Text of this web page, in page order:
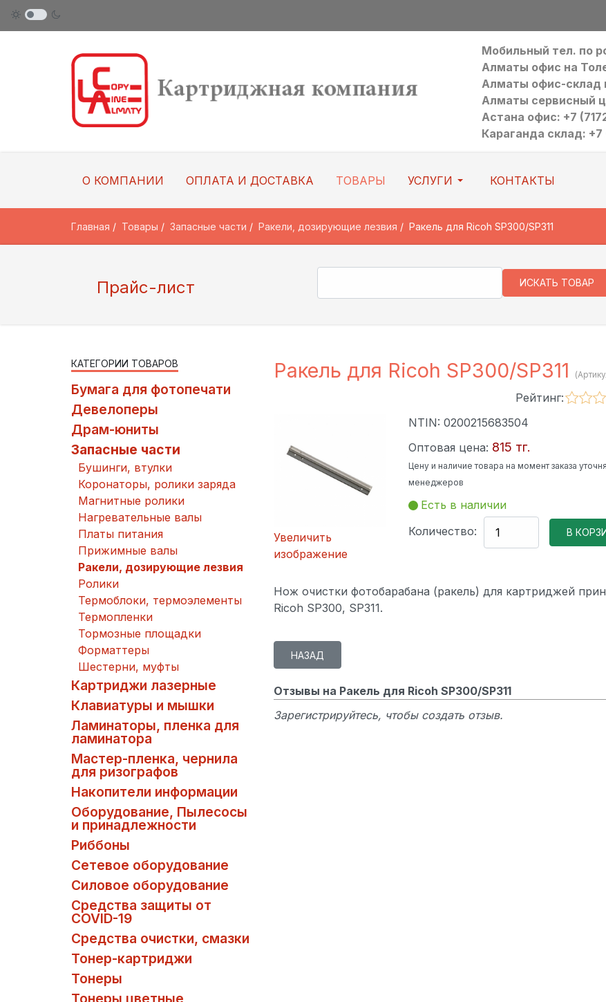
Мобильный тел. по
Алматы офис на
Алматы офис-склад
Алматы сервисный
Астана офис: +7
Караганда склад:
О КОМПАНИИ ОПЛАТА И ДОСТАВКА ТОВАРЫ УСЛУГИ КОНТАКТЫ
Главная Товары Запасные части Ракели, дозирующие лезвия Ракель для Ricoh SP300/SP311
Прайс-лист
Ракель для Ricoh SP300/SP311
Рейтинг:
Увеличить
изображение
NTIN: 0200215683504
Оптовая цена: 815 тг.
Цену и наличие товара на момент заказа
менеджеров
Есть в наличии
Количество:
Нож очистки фотобарабана (ракель) для картриджей
Ricoh SP300, SP311.
Отзывы на Ракель для Ricoh SP300/SP311
Зарегистрируйтесь, чтобы создать отзыв.
КАТЕГОРИИ ТОВАРОВ
Бумага для фотопечати
Девелоперы
Драм-юниты
Запасные части
Бушинги, втулки
Коронаторы, ролики заряда
Магнитные ролики
Нагревательные валы
Платы питания
Прижимные валы
Ракели, дозирующие лезвия
Ролики
Термоблоки, термоэлементы
Термопленки
Тормозные площадки
Форматтеры
Шестерни, муфты
Картриджи лазерные
Клавиатуры и мышки
Ламинаторы, пленка для
ламинатора
Мастер-пленка, чернила
для ризографов
Накопители информации
Оборудование, Пылесосы
и принадлежности
Риббоны
Сетевое оборудование
Силовое оборудование
Средства защиты от
COVID-19
Средства очистки, смазки
Тонер-картриджи
Тонеры